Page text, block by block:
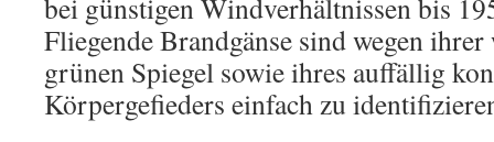
bei günstigen Windverhältnissen bis
Fliegende Brandgänse sind wegen
grünen Spiegel sowie ihres auffällig
Körpergefieders einfach zu